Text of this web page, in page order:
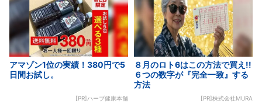
アマゾン1位の実績！380円で5
日間お試し。
[PR]ハーブ健康本舗
８月のロト6はこの方法で買え!!
６つの数字が『完全一致』する
方法
[PR]株式会社MURA